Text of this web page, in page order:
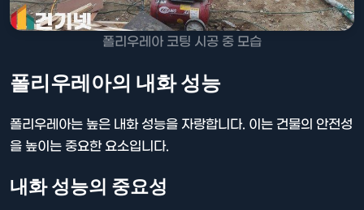
폴리우레아 코팅 시공 중 모습
폴리우레아의 내화 성능
폴리우레아는 높은 내화 성능을 자랑합니다. 이는 건물의 안전성
을 높이는 중요한 요소입니다.
내화 성능의 중요성